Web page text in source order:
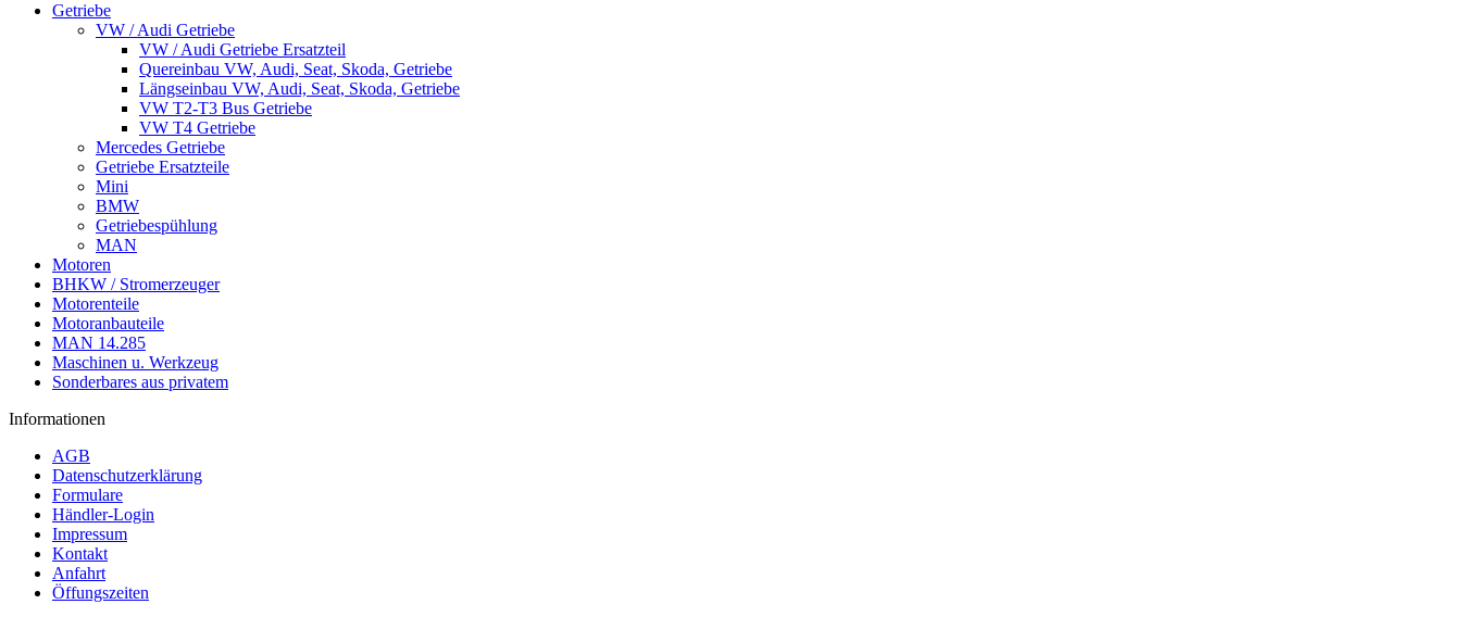
Getriebe
VW / Audi Getriebe
VW / Audi Getriebe Ersatzteil
Quereinbau VW, Audi, Seat, Skoda, Getriebe
Längseinbau VW, Audi, Seat, Skoda, Getriebe
VW T2-T3 Bus Getriebe
VW T4 Getriebe
Mercedes Getriebe
Getriebe Ersatzteile
Mini
BMW
Getriebespühlung
MAN
Motoren
BHKW / Stromerzeuger
Motorenteile
Motoranbauteile
MAN 14.285
Maschinen u. Werkzeug
Sonderbares aus privatem
Informationen
AGB
Datenschutzerklärung
Formulare
Händler-Login
Impressum
Kontakt
Anfahrt
Öffungszeiten